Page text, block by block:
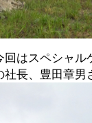
はスペシャル
社長、豊田章男